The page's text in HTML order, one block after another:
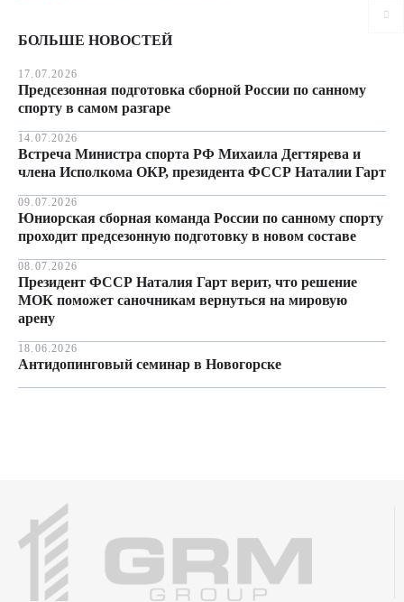
БОЛЬШЕ НОВОСТЕЙ
17.07.2026
Предсезонная подготовка сборной России по санному
спорту в самом разгаре
14.07.2026
Встреча Министра спорта РФ Михаила Дегтярева и
члена Исполкома ОКР, президента ФССР Наталии Гарт
09.07.2026
Юниорская сборная команда России по санному спорту
проходит предсезонную подготовку в новом составе
08.07.2026
Президент ФССР Наталия Гарт верит, что решение
МОК поможет саночникам вернуться на мировую
арену
18.06.2026
Антидопинговый семинар в Новогорске